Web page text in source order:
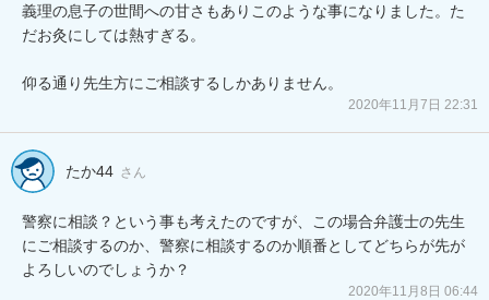
義理の息子の世間への甘さもありこのような事になりました。た
だお灸にしては熱すぎる。
仰る通り先生方にご相談するしかありません。
2020年11月7日 22:31
たか44 さん
警察に相談？という事も考えたのですが、この場合弁護士の先生
にご相談するのか、警察に相談するのか順番としてどちらが先が
よろしいのでしょうか？
2020年11月8日 06:44